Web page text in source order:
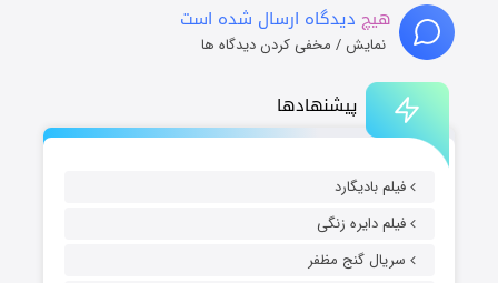
پیشنهادها
فیلم بادیگارد
فیلم دایره زنگی
سریال گنج مظفر
هیچ دیدگاه ارسال شده است
نمایش / مخفی کردن دیدگاه ها